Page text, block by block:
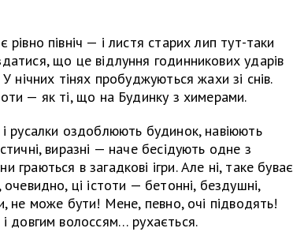
рівно північ — і листя старих лип тут-таки
що це відлуння годинникових ударів
нічних тінях пробуджуються жахи зі снів.
— як ті, що на Будинку з химерами.
русалки оздоблюють будинок, навіюють
виразні — наче бесідують одне з
в загадкові ігри. Але ні, таке буває
ці істоти — бетонні, бездушні,
не може бути! Мене, певно, очі підводять!
довгим волоссям… рухається.